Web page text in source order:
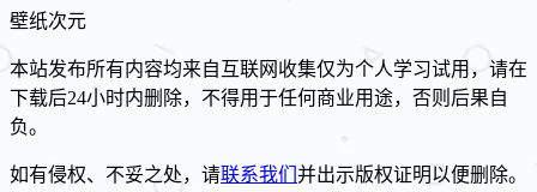
壁纸次元
本站发布所有内容均来自互联网收集仅为个人学习试用，请在
下载后24小时内删除，不得用于任何商业用途，否则后果自
负。
如有侵权、不妥之处，请联系我们 并出示版权证明以便删除。